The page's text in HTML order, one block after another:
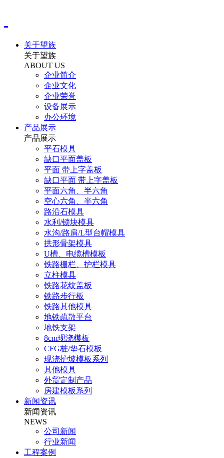
关于望族
关于望族
ABOUT US
企业简介
企业文化
企业荣誉
设备展示
办公环境
产品展示
产品展示
平石模具
缺口平面盖板
平面 带上字盖板
缺口平面 带上字盖板
平面六角、半六角
空心六角、半六角
路沿石模具
水利/锁块模具
水沟/路肩/L型台帽模具
拱形骨架模具
U槽、电缆槽模板
铁路栅栏、护栏模具
立柱模具
铁路花纹盖板
铁路步行板
铁路其他模具
地铁疏散平台
地铁支架
8cm现浇模板
CFG桩/垫石模板
现浇护坡模板系列
其他模具
外贸定制产品
房建模板系列
新闻资讯
新闻资讯
NEWS
公司新闻
行业新闻
工程案例